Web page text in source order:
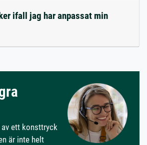
ifall jag har anpassat min
ett konsttryck
är inte helt